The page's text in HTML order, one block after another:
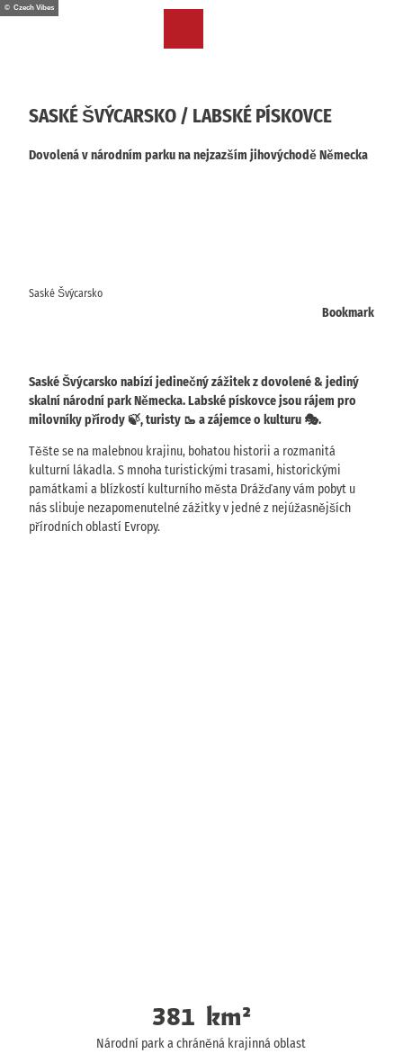
T© Czech Vibes
SASKÉ ŠVÝCARSKO / LABSKÉ PÍSKOVCE
Dovolená v národním parku na nejzazším jihovýchodě Německa
Saské Švýcarsko
Bookmark
Saské Švýcarsko nabízí jedinečný zážitek z dovolené & jediný
skalní národní park Německa. Labské pískovce jsou rájem pro
milovníky přírody 🍃, turisty 🥾 a zájemce o kulturu 🎭.
Těšte se na malebnou krajinu, bohatou historii a rozmanitá
kulturní lákadla. S mnoha turistickými trasami, historickými
památkami a blízkostí kulturního města Drážďany vám pobyt u
nás slibuje nezapomenutelné zážitky v jedné z nejúžasnějších
přírodních oblastí Evropy.
381 km²
Národní park a chráněná krajinná oblast